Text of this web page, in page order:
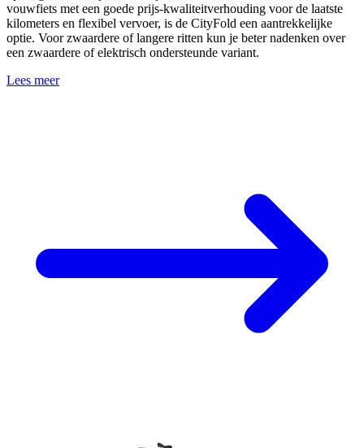
vouwfiets met een goede prijs-kwaliteitverhouding voor de laatste
kilometers en flexibel vervoer, is de CityFold een aantrekkelijke
optie. Voor zwaardere of langere ritten kun je beter nadenken over
een zwaardere of elektrisch ondersteunde variant.
Lees meer